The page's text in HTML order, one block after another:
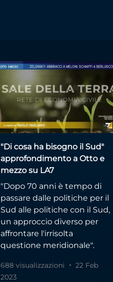
"Di cosa ha bisogno il Sud"
approfondimento a Otto e
mezzo su LA7
"Dopo 70 anni è tempo di
passare dalle politiche per il
Sud alle politiche con il Sud,
un approccio diverso per
affrontare l'irrisolta
questione meridionale".
688 visualizzazioni
22 Feb
2023